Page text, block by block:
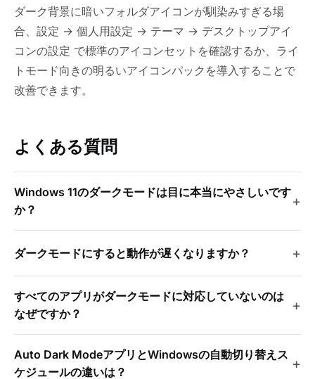
ダーク背景に暗いフォルダアイコンが馴染みすぎる場
合、設定 → 個人用設定 → テーマ → デスクトップアイ
コンの設定 で標準のアイコンセットを確認するか、ライ
トモード向きの明るいアイコンパックを導入することで
改善できます。
よくある質問
Windows 11のダークモードは目に本当にやさしいです
か？
ダークモードにすると動作が遅くなりますか？
すべてのアプリがダークモードに対応していないのは
なぜですか？
Auto Dark ModeアプリとWindowsの自動切り替えス
ケジュールの違いは？